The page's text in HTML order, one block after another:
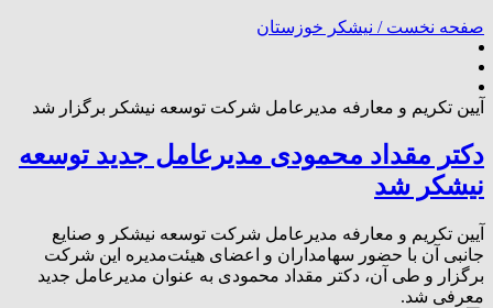
صفحه نخست / نیشکر خوزستان
آیین تکریم و معارفه مدیرعامل شرکت توسعه نیشکر برگزار شد
دکتر مقداد محمودی مدیرعامل جدید توسعه
نیشکر شد
آیین تکریم و معارفه مدیرعامل شرکت توسعه نیشکر و صنایع
جانبی آن با حضور سهامداران و اعضای هیئت‌مدیره این شرکت
برگزار و طی آن، دکتر مقداد محمودی به عنوان مدیرعامل جدید
معرفی شد.